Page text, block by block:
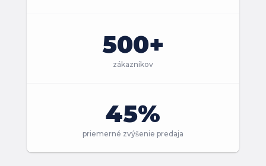
500+
zákazníkov
45%
priemerné zvýšenie predaja